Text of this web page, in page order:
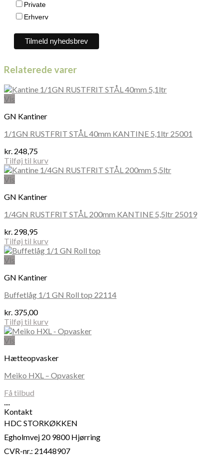
Private
Erhverv
Relaterede varer
Vis
GN Kantiner
1/1GN RUSTFRIT STÅL 40mm KANTINE 5,1ltr 25001
kr. 248,75
Tilføj til kurv
Vis
GN Kantiner
1/4GN RUSTFRIT STÅL 200mm KANTINE 5,5ltr 25019
kr. 298,95
Tilføj til kurv
Vis
GN Kantiner
Buffetlåg 1/1 GN Roll top 22114
kr. 375,00
Tilføj til kurv
Vis
Hætteopvasker
Meiko HXL – Opvasker
Få tilbud
....
Kontakt
HDC STORKØKKEN
Egholmvej 20 9800 Hjørring
CVR-nr.: 21448907